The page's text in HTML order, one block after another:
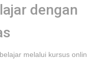
dengan
melalui kursus